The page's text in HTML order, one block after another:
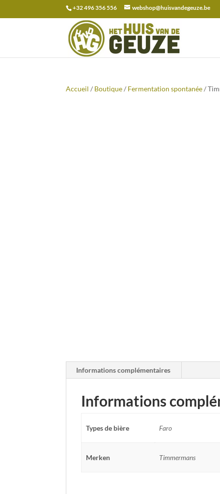
+32 496 356 556 webshop@huisvandegeuze.be
Recherche
pour :
Accueil / Boutique/ Fermentation spontanée/
Informations complémentaires
Informations
Types de bière Faro
Merken Timmermans